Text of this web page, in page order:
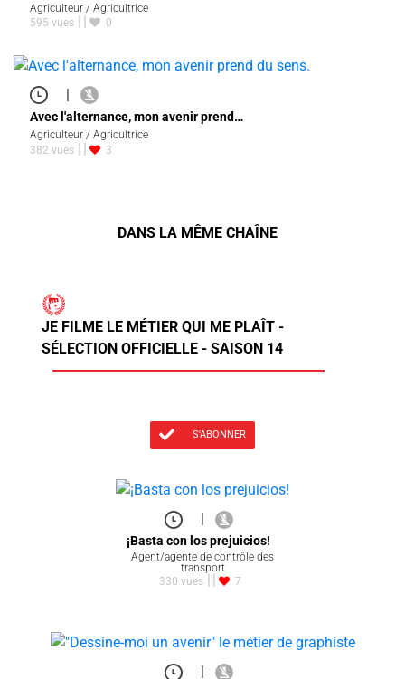
Agriculteur / Agricultrice
595 vues
0
|
Avec l'alternance, mon avenir prend…
Agriculteur / Agricultrice
382 vues
3
DANS LA MÊME CHAÎNE
JE FILME LE MÉTIER QUI ME PLAÎT -
SÉLECTION OFFICIELLE - SAISON 14
S'ABONNER
¡Basta con los prejuicios!
Agent/agente de contrôle des
transport
330 vues
7